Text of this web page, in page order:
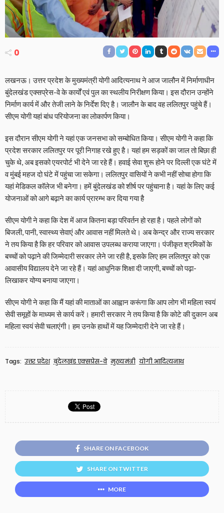
0
लखनऊ। उत्तर प्रदेश के मुख्यमंत्री योगी आदित्यनाथ ने आज जालौन में निर्माणाधीन
बुंदेलखंड एक्सप्रेस-वे के कार्यों एवं पुल का स्थलीय निरीक्षण किया। इस दौरान उन्होंने
निर्माण कार्य में और तेजी लाने के निर्देश दिए है। जालौन के बाद वह ललितपुर पहुंचे हैं।
सीएम योगी यहां बांध परियोजना का लोकार्पण किया।
इस दौरान सीएम योगी ने यहां एक जनसभा को सम्बोधित किया। सीएम योगी ने कहा कि
प्रदेश सरकार ललितपुर पर पूरी निगाह रखे हुए है। यहां हम सड़कों का जाल तो बिछा ही
चुके थे, अब इसको एयरपोर्ट भी देने जा रहे हैं। हवाई सेवा शुरू होने पर दिल्ली एक घंटे में
व मुंबई महज दो घंटे में पहुंचा जा सकेगा। ललितपुर वासियों ने कभी नहीं सोचा होगा कि
यहां मेडिकल कॉलेज भी बनेगा। हमें बुंदेलखंड को शीर्ष पर पहुंचाना है। यहां के लिए कई
योजनाओं को आगे बढ़ाने का कार्य प्रारम्भ कर दिया गया है
सीएम योगी ने कहा कि देश में आज कितना बड़ा परिवर्तन हो रहा है। पहले लोगों को
बिजली, पानी, स्वास्थ्य सेवाएं और आवास नहीं मिलते थे। अब केन्द्र और राज्य सरकार
ने तय किया है कि हर परिवार को आवास उपलब्ध कराया जाएगा। पंजीकृत श्रमिकों के
बच्चों को पढ़ाने की जिम्मेदारी सरकार लेने जा रही है, इसके लिए हम ललितपुर को एक
आवासीय विद्यालय देने जा रहे हैं। यहां आधुनिक शिक्षा दी जाएगी, बच्चों को पढ़ा-
लिखाकर योग्य बनाया जाएगा।
सीएम योगी ने कहा कि मैं यहां की माताओं का आह्वान करूंगा कि आप लोग भी महिला स्वयं
सेवी समूहों के माध्यम से कार्य करें। हमारी सरकार ने तय किया है कि कोटे की दुकान अब
महिला स्वयं सेवी चलाएंगी। हम उनके हाथों में यह जिम्मेदारी देने जा रहे हैं।
Tags: उत्तर प्रदेश बुंदेलखंड एक्सप्रेस-वे मुख्यमंत्री योगी आदित्यनाथ
SHARE ON FACEBOOK
SHARE ON TWITTER
MORE